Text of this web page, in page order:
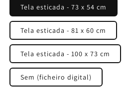
Tela esticada - 73 x 54 cm
Tela esticada - 81 x 60 cm
Tela esticada - 100 x 73 cm
Sem (ficheiro digital)